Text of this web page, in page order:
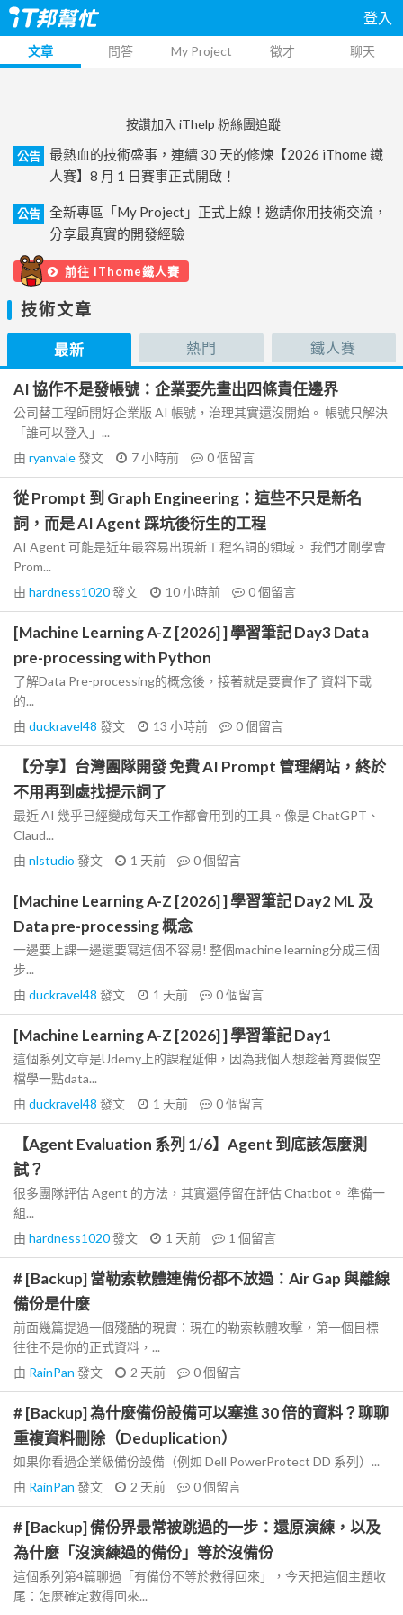
登入
文章 問答 My Project 徵才 聊天
按讚加入 iThelp 粉絲團追蹤
公告
最熱血的技術盛事，連續 30 天的修煉【2026 iThome 鐵
人賽】8 月 1 日賽事正式開啟！
公告
全新專區「My Project」正式上線！邀請你用技術交流，
分享最真實的開發經驗
前往 iThome鐵人賽
技術文章
最新 熱門 鐵人賽
AI 協作不是發帳號：企業要先畫出四條責任邊界
公司替工程師開好企業版 AI 帳號，治理其實還沒開始。 帳號只解決
「誰可以登入」...
由 ryanvale發文 7 小時前 0個留言
從 Prompt 到 Graph Engineering：這些不只是新名
詞，而是 AI Agent 踩坑後衍生的工程
AI Agent 可能是近年最容易出現新工程名詞的領域。 我們才剛學會
Prom...
由 hardness1020發文 10 小時前 0個留言
[Machine Learning A-Z [2026] ] 學習筆記 Day3 Data
pre-processing with Python
了解Data Pre-processing的概念後，接著就是要實作了 資料下載
的...
由 duckravel48 發文 13 小時前 0個留言
【分享】台灣團隊開發 免費 AI Prompt 管理網站，終於
不用再到處找提示詞了
最近 AI 幾乎已經變成每天工作都會用到的工具。像是 ChatGPT、
Claud...
由 nlstudio 發文 1 天前 0個留言
[Machine Learning A-Z [2026] ] 學習筆記 Day2 ML 及
Data pre-processing 概念
一邊要上課一邊還要寫這個不容易! 整個machine learning分成三個
步...
由 duckravel48 發文 1 天前 0個留言
[Machine Learning A-Z [2026] ] 學習筆記 Day1
這個系列文章是Udemy上的課程延伸，因為我個人想趁著育嬰假空
檔學一點data...
由 duckravel48 發文 1 天前 0個留言
【Agent Evaluation 系列 1/6】Agent 到底該怎麼測
試？
很多團隊評估 Agent 的方法，其實還停留在評估 Chatbot。 準備一
組...
由 hardness1020發文 1 天前 1 個留言
# [Backup] 當勒索軟體連備份都不放過：Air Gap 與離線
備份是什麼
前面幾篇提過一個殘酷的現實：現在的勒索軟體攻擊，第一個目標
往往不是你的正式資料，...
由 RainPan 發文 2 天前 0個留言
# [Backup] 為什麼備份設備可以塞進 30 倍的資料？聊聊
重複資料刪除（Deduplication）
如果你看過企業級備份設備（例如 Dell PowerProtect DD 系列）...
由 RainPan 發文 2 天前 0個留言
# [Backup] 備份界最常被跳過的一步：還原演練，以及
為什麼「沒演練過的備份」等於沒備份
這個系列第4篇聊過「有備份不等於救得回來」，今天把這個主題收
尾：怎麼確定救得回來...